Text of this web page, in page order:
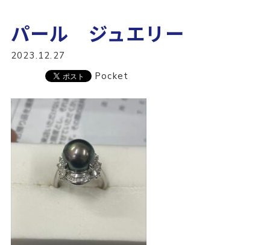
パール ジュエリー
2023.12.27
Pocket